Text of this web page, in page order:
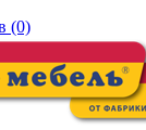
(0)